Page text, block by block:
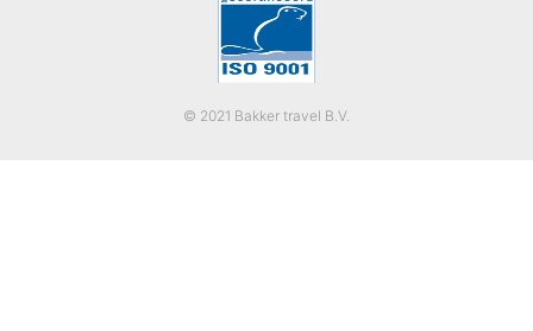
© 2021 Bakker travel B.V.